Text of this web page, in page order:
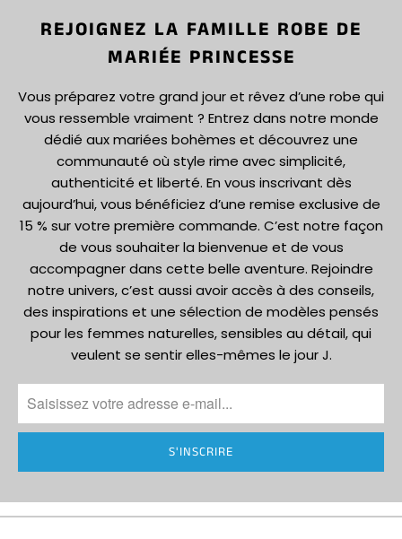
REJOIGNEZ LA FAMILLE ROBE DE
MARIÉE PRINCESSE
Vous préparez votre grand jour et rêvez d’une robe qui
vous ressemble vraiment ? Entrez dans notre monde
dédié aux mariées bohèmes et découvrez une
communauté où style rime avec simplicité,
authenticité et liberté. En vous inscrivant dès
aujourd’hui, vous bénéficiez d’une remise exclusive de
15 % sur votre première commande. C’est notre façon
de vous souhaiter la bienvenue et de vous
accompagner dans cette belle aventure. Rejoindre
notre univers, c’est aussi avoir accès à des conseils,
des inspirations et une sélection de modèles pensés
pour les femmes naturelles, sensibles au détail, qui
veulent se sentir elles-mêmes le jour J.